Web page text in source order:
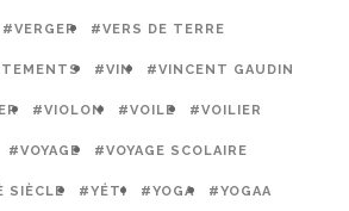
#VERGER #VERS DE TERRE
#VIN #VINCENT GAUDIN
#VIOLON #VOILE #VOILIER
#VOYAGE #VOYAGE SCOLAIRE
SIÈCLE #YÉTI #YOGA #YOGAA